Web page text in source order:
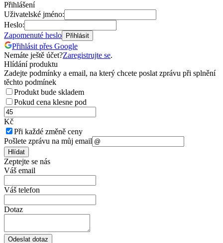
Přihlášení
Uživatelské jméno:
Heslo:
Zapomenuté heslo
Přihlásit
Přihlásit přes Google
Nemáte ještě účet?Zaregistrujte se.
Hlídání produktu
Zadejte podmínky a email, na který chcete poslat zprávu při splnění
těchto podmínek
Produkt bude skladem
Pokud cena klesne pod
Kč
Při každé změně ceny
Pošlete zprávu na můj email
Hlídat
Zeptejte se nás
Váš email
Váš telefon
Dotaz
Odeslat dotaz